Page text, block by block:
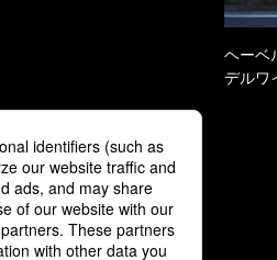
ヘーベ
デルワ